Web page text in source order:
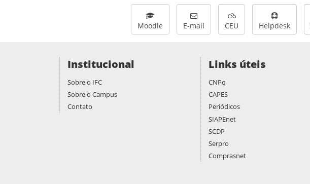
Moodle E-mail CEU Helpdesk
Institucional
Sobre o IFC
Sobre o Campus
Contato
Links úteis
CNPq
CAPES
Periódicos
SIAPEnet
SCDP
Serpro
Comprasnet